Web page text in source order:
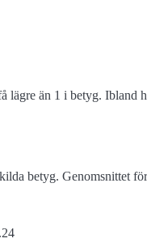
än 1 i betyg. Ibland
betyg. Genomsnittet